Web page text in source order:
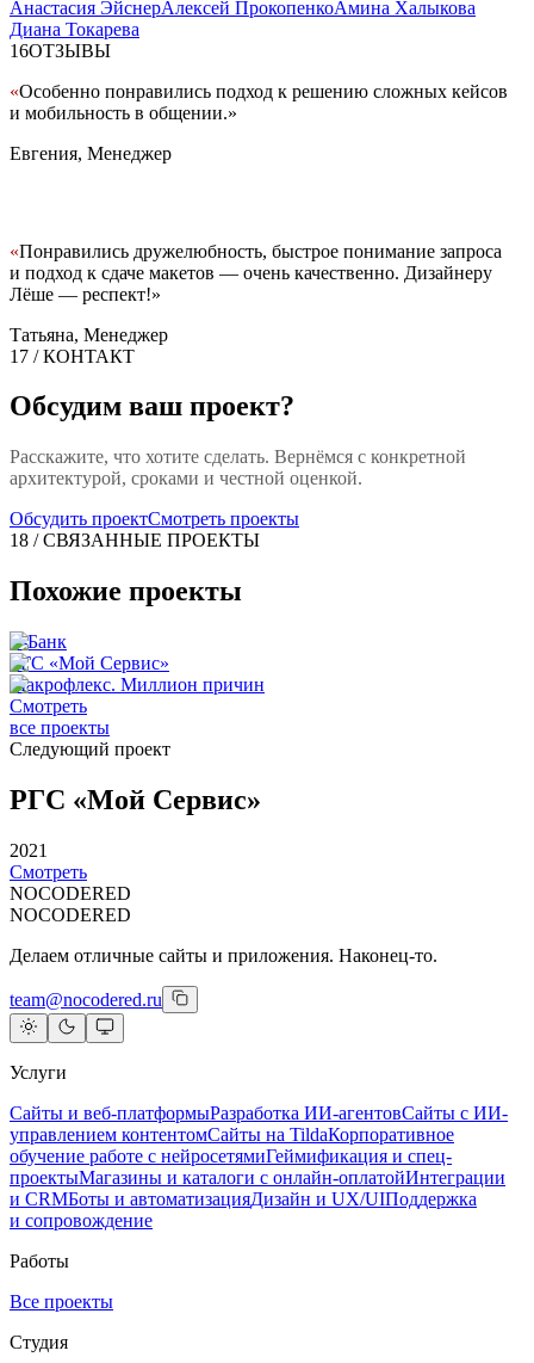
Анастасия ЭйснерАлексей ПрокопенкоАмина Халыкова
Диана Токарева
16ОТЗЫВЫ
«Особенно понравились подход к решению сложных кейсов
и мобильность в общении.»
Евгения, Менеджер
«Понравились дружелюбность, быстрое понимание запроса
и подход к сдаче макетов — очень качественно. Дизайнеру
Лёше — респект!»
Татьяна, Менеджер
17 / КОНТАКТ
Обсудим ваш проект?
Расскажите, что хотите сделать. Вернёмся с конкретной
архитектурой, сроками и честной оценкой.
Обсудить проектСмотреть проекты
18 / СВЯЗАННЫЕ ПРОЕКТЫ
Похожие проекты
Т-Банк
РГС «Мой Сервис»
Макрофлекс. Миллион причин
Смотреть
все проекты
Следующий проект
РГС «Мой Сервис»
2021
Смотреть
NOCODERED
NOCODERED
Делаем отличные сайты и приложения. Наконец-то.
team@nocodered.ru
Услуги
Сайты и веб-платформыРазработка ИИ-агентовСайты с ИИ-
управлением контентомСайты на TildaКорпоративное
обучение работе с нейросетямиГеймификация и спец-
проектыМагазины и каталоги с онлайн-оплатойИнтеграции
и CRMБоты и автоматизацияДизайн и UX/UIПоддержка
и сопровождение
Работы
Все проекты
Студия